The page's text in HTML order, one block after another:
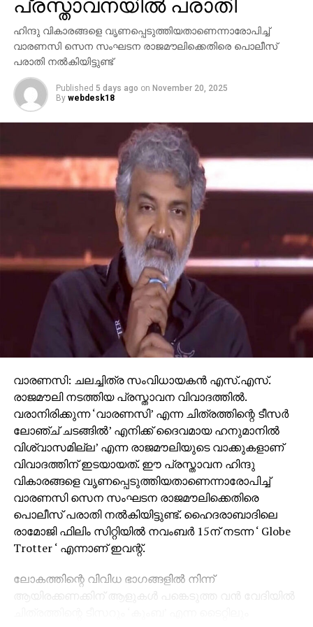
പ്രസ്താവനയില്‍ പരാതി
ഹിന്ദു വികാരങ്ങളെ വൃണപ്പെടുത്തിയതാണെന്നാരോപിച്ച്
വാരണസി സെന സംഘടന രാജമൗലിക്കെതിരെ പൊലീസ്
പരാതി നല്‍കിയിട്ടുണ്ട്
Published 5 days ago on November 20, 2025
By webdesk18
വാരണസി: ചലച്ചിത്ര സംവിധായകന്‍ എസ്.എസ്.
രാജമൗലി നടത്തിയ പ്രസ്താവന വിവാദത്തില്‍.
വരാനിരിക്കുന്ന ‘വാരണസി’ എന്ന ചിത്രത്തിന്റെ ടീസര്‍
ലോഞ്ച് ചടങ്ങില്‍’ എനിക്ക് ദൈവമായ ഹനുമാനില്‍
വിശ്വാസമില്ല’ എന്ന രാജമൗലിയുടെ വാക്കുകളാണ്
വിവാദത്തിന് ഇടയായത്. ഈ പ്രസ്താവന ഹിന്ദു
വികാരങ്ങളെ വൃണപ്പെടുത്തിയതാണെന്നാരോപിച്ച്
വാരണസി സെന സംഘടന രാജമൗലിക്കെതിരെ
പൊലീസ് പരാതി നല്‍കിയിട്ടുണ്ട്. ഹൈദരാബാദിലെ
രാമോജി ഫിലിം സിറ്റിയില്‍ നവംബര്‍ 15ന് നടന്ന ‘ Globe
Trotter ‘ എന്നാണ് ഇവന്റ്.
ലോകത്തിന്റെ വിവിധ ഭാഗങ്ങളില്‍ നിന്ന്
ആയിരക്കണക്കിന് ആളുകള്‍ പങ്കെടുത്ത വന്‍ വേദിയില്‍